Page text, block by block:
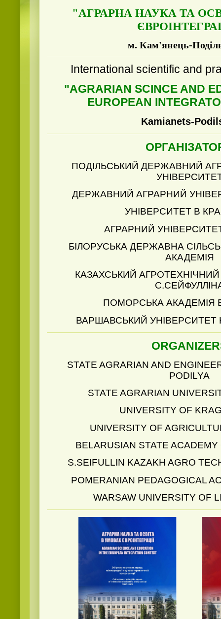
"АГРАРНА НАУКА ТА
м. Кам'янець-
International scientific and
"AGRARIAN SCINCE AND
EUROPEAN
Kamianets-
ПОДІЛЬСЬКИЙ ДЕРЖАВНИЙ
ДЕРЖАВНИЙ АГРАРНИЙ
УНІВЕРСИТЕТ В
АГРАРНИЙ
БІЛОРУСЬКА ДЕРЖАВНА
АКАДЕМІЯ
КАЗАХСЬКИЙ АГРОТЕХНІЧНИЙ
ПОМОРСЬКА АКАДЕМІЯ
ВАРШАВСЬКИЙ
STATE AGRARIAN AND
PODILYA
STATE AGRARIAN
UNIVERSITY OF
UNIVERSITY OF
BELARUSIAN STATE
S.SEIFULLIN KAZAKH AGRO
POMERANIAN PEDAGOGICAL
WARSAW UNIVERSITY OF